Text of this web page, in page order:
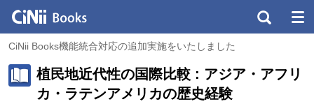
CiNii Books機能統合対応の追加実施をいたしました
植民地近代性の国際比較 : アジア・アフリ
カ・ラテンアメリカの歴史経験